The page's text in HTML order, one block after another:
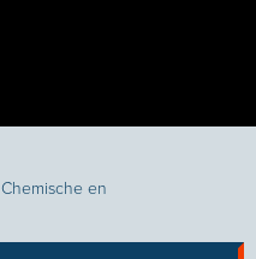
Chemische en